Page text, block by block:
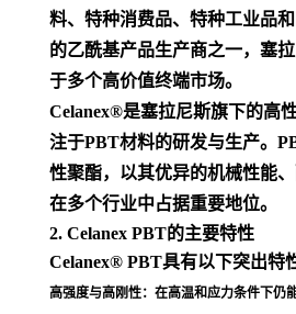
料、特种消费品、特种工业品
的乙酰基产品生产商之一，塞
于多个高价值终端市场。
Celanex®是塞拉尼斯旗下的高
注于PBT材料的研发与生产。
性聚酯，以其优异的机械性能
在多个行业中占据重要地位。
2. Celanex PBT的主要特性
Celanex® PBT具有以下突出特
高强度与高刚性：在高温和应力条件下仍